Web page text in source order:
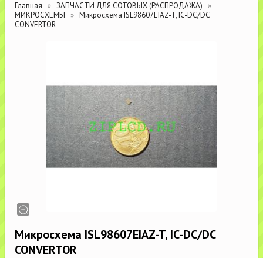
Главная
ЗАПЧАСТИ ДЛЯ СОТОВЫХ (РАСПРОДАЖА)
МИКРОСХЕМЫ
Микросхема ISL98607EIAZ-T, IC-DC/DC
CONVERTOR
Микросхема ISL98607EIAZ-T, IC-DC/DC
CONVERTOR